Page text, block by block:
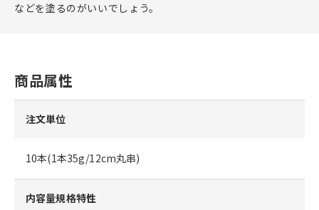
などを塗るのがいいでしょう。
商品属性
注文単位
10本(1本35g/12cm丸串)
内容量規格特性